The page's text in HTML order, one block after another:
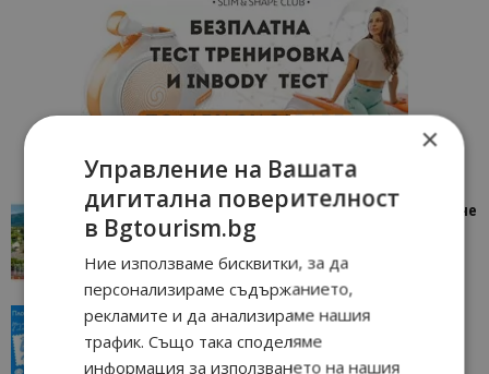
“Пощенска картичка от…”: Петрич – Изживяване
отвъд очакваното
Петрич 11/07/2026 11:22
“Пощенска картичка от…”: Пловдив, градът на
всички времена
Пловдив 23/06/2026 10:00
×
Управление на Вашата
дигитална поверителност
в Bgtourism.bg
Ние използваме бисквитки, за да
персонализираме съдържанието,
рекламите и да анализираме нашия
трафик. Също така споделяме
информация за използването на нашия